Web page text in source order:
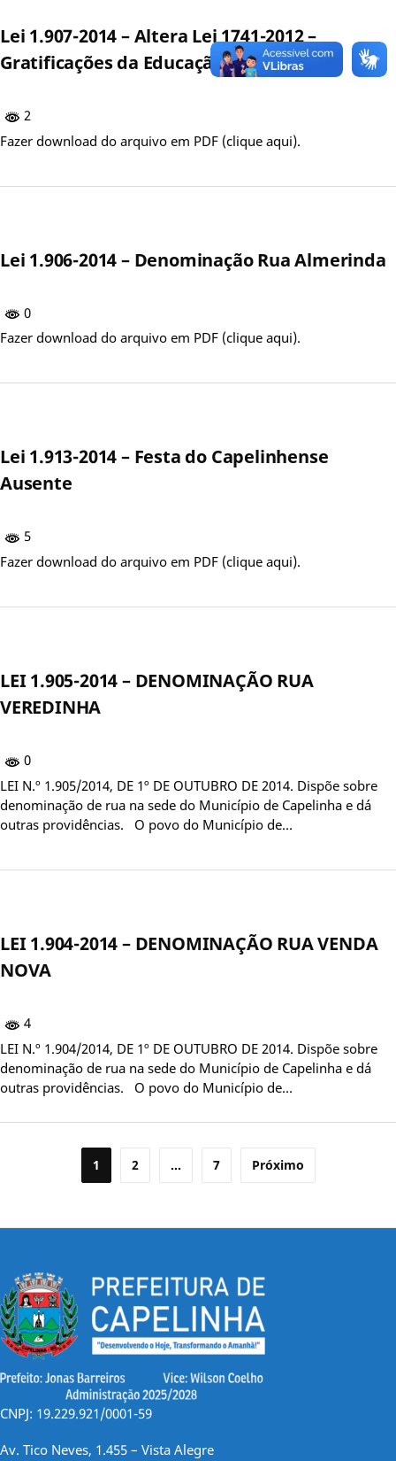
Lei 1.907-2014 – Altera Lei 1741-2012 –
Gratificações da Educação
2
Fazer download do arquivo em PDF (clique aqui).
Lei 1.906-2014 – Denominação Rua Almerinda
0
Fazer download do arquivo em PDF (clique aqui).
Lei 1.913-2014 – Festa do Capelinhense
Ausente
5
Fazer download do arquivo em PDF (clique aqui).
LEI 1.905-2014 – DENOMINAÇÃO RUA
VEREDINHA
0
LEI N.º 1.905/2014, DE 1º DE OUTUBRO DE 2014. Dispõe sobre
denominação de rua na sede do Município de Capelinha e dá
outras providências. O povo do Município de…
LEI 1.904-2014 – DENOMINAÇÃO RUA VENDA
NOVA
4
LEI N.º 1.904/2014, DE 1º DE OUTUBRO DE 2014. Dispõe sobre
denominação de rua na sede do Município de Capelinha e dá
outras providências. O povo do Município de…
Paginação
posts
1 2 … 7 Próximo
CNPJ: 19.229.921/0001-59
Av. Tico Neves, 1.455 – Vista Alegre